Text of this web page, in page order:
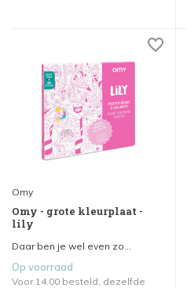
Omy
Omy - grote kleurplaat -
lily
Daar ben je wel even zo...
Op voorraad
Voor 14.00 besteld, dezelfde